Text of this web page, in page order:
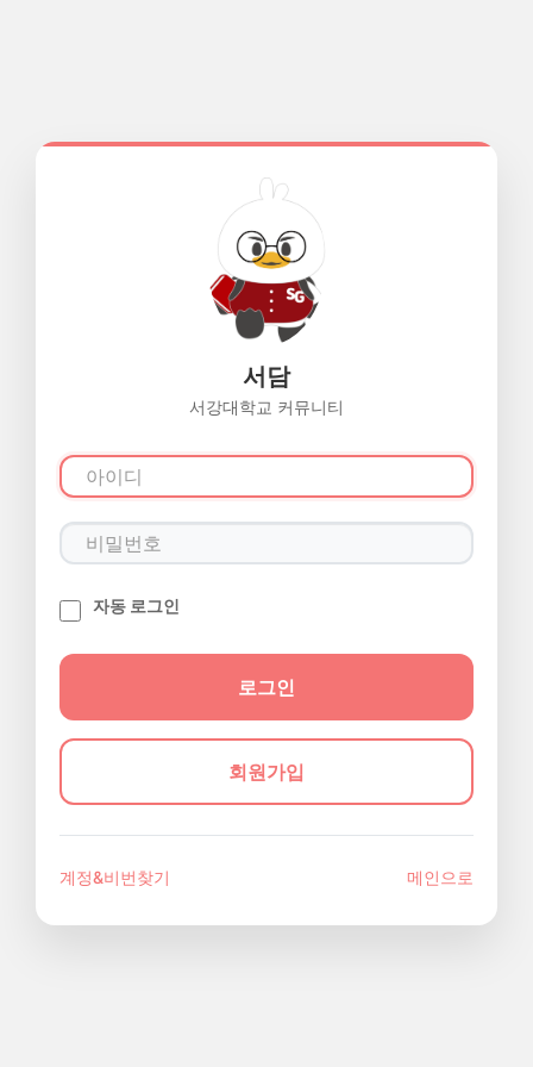
서담
서강대학교 커뮤니티
자동 로그인
회원가입
계정&비번찾기 메인으로